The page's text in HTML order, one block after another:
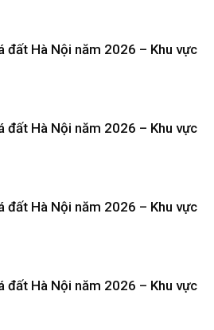
đất Hà Nội năm 2026 – Khu vực
đất Hà Nội năm 2026 – Khu vực
đất Hà Nội năm 2026 – Khu vực
đất Hà Nội năm 2026 – Khu vực